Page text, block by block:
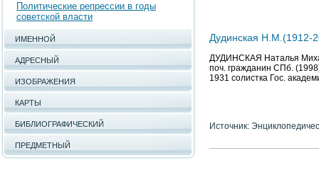
Политические репрессии в годы
советской власти
ИМЕННОЙ
АДРЕСНЫЙ
ИЗОБРАЖЕНИЯ
КАРТЫ
БИБЛИОГРАФИЧЕСКИЙ
ПРЕДМЕТНЫЙ
Дудинская Н.М.(1912-
ДУДИНСКАЯ Наталья
поч. гражданин СПб.
1931 солистка Гос.
Источник: